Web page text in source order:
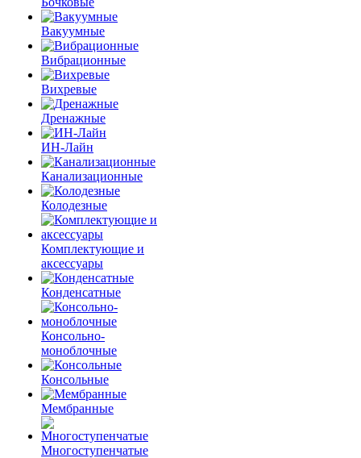
Вакуумные
Вибрационные
Вихревые
Дренажные
ИН-Лайн
Канализационные
Колодезные
Комплектующие и
аксессуары
Конденсатные
Консольно-
моноблочные
Консольные
Мембранные
Многоступенчатые